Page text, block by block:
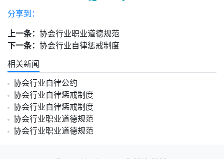
分享到：
上一条： 协会行业职业道德规范
下一条： 协会行业自律惩戒制度
相关新闻
协会行业自律公约
协会行业自律惩戒制度
协会行业自律惩戒制度
协会行业职业道德规范
协会行业职业道德规范